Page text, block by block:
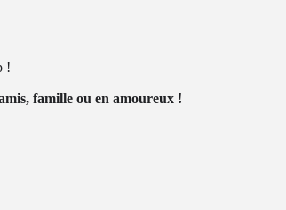
!
famille ou en amoureux !